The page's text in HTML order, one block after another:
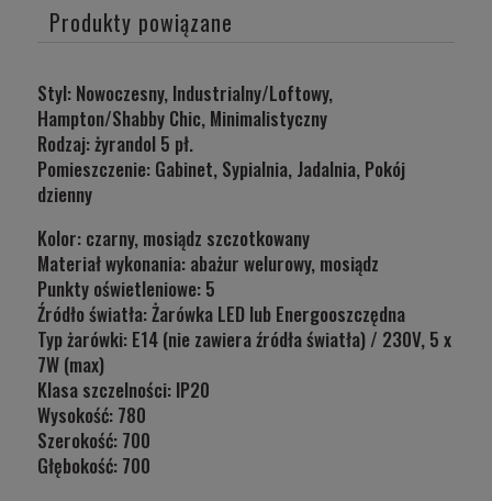
Produkty powiązane
Styl: Nowoczesny, Industrialny/Loftowy,
Hampton/Shabby Chic, Minimalistyczny
Rodzaj: żyrandol 5 pł.
Pomieszczenie: Gabinet, Sypialnia, Jadalnia, Pokój
dzienny
Kolor: czarny, mosiądz szczotkowany
Materiał wykonania: abażur welurowy, mosiądz
Punkty oświetleniowe: 5
Źródło światła:Żarówka LED lub Energooszczędna
Typ żarówki: E14 (nie zawiera źródła światła) / 230V, 5 x
7W (max)
Klasa szczelności: IP20
Wysokość: 780
Szerokość: 700
Głębokość: 700